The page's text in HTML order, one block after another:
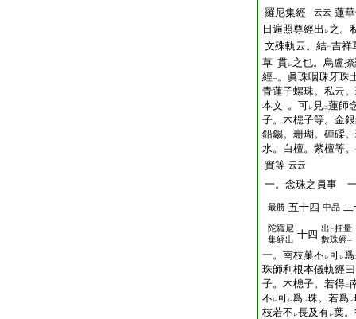
羅尼集經一 云云 蓮
日遍照尊經出 レ之。
文殊軌云。結二吉祥
草一貫レ之也。烏盧
經一。眞珠咽珠牙珠
青蓮子螺珠。私云
本文一。可レ 見二蓮師
子。木槵子等。金
鉛錫。珊瑚。硨磲
水。白檀。紫檀等
實等 云云
一。念珠之員事
最勝 五十四 中品 二
陀羅尼
集經出 十四 出 二抂量
數珠經一
一。南枝菓不 レ可レ爲
珠師利根本儀軌經
子。木槵子。若得二
不 レ可レ爲レ珠。若爲レ
枝若不 レ長及有レ葉